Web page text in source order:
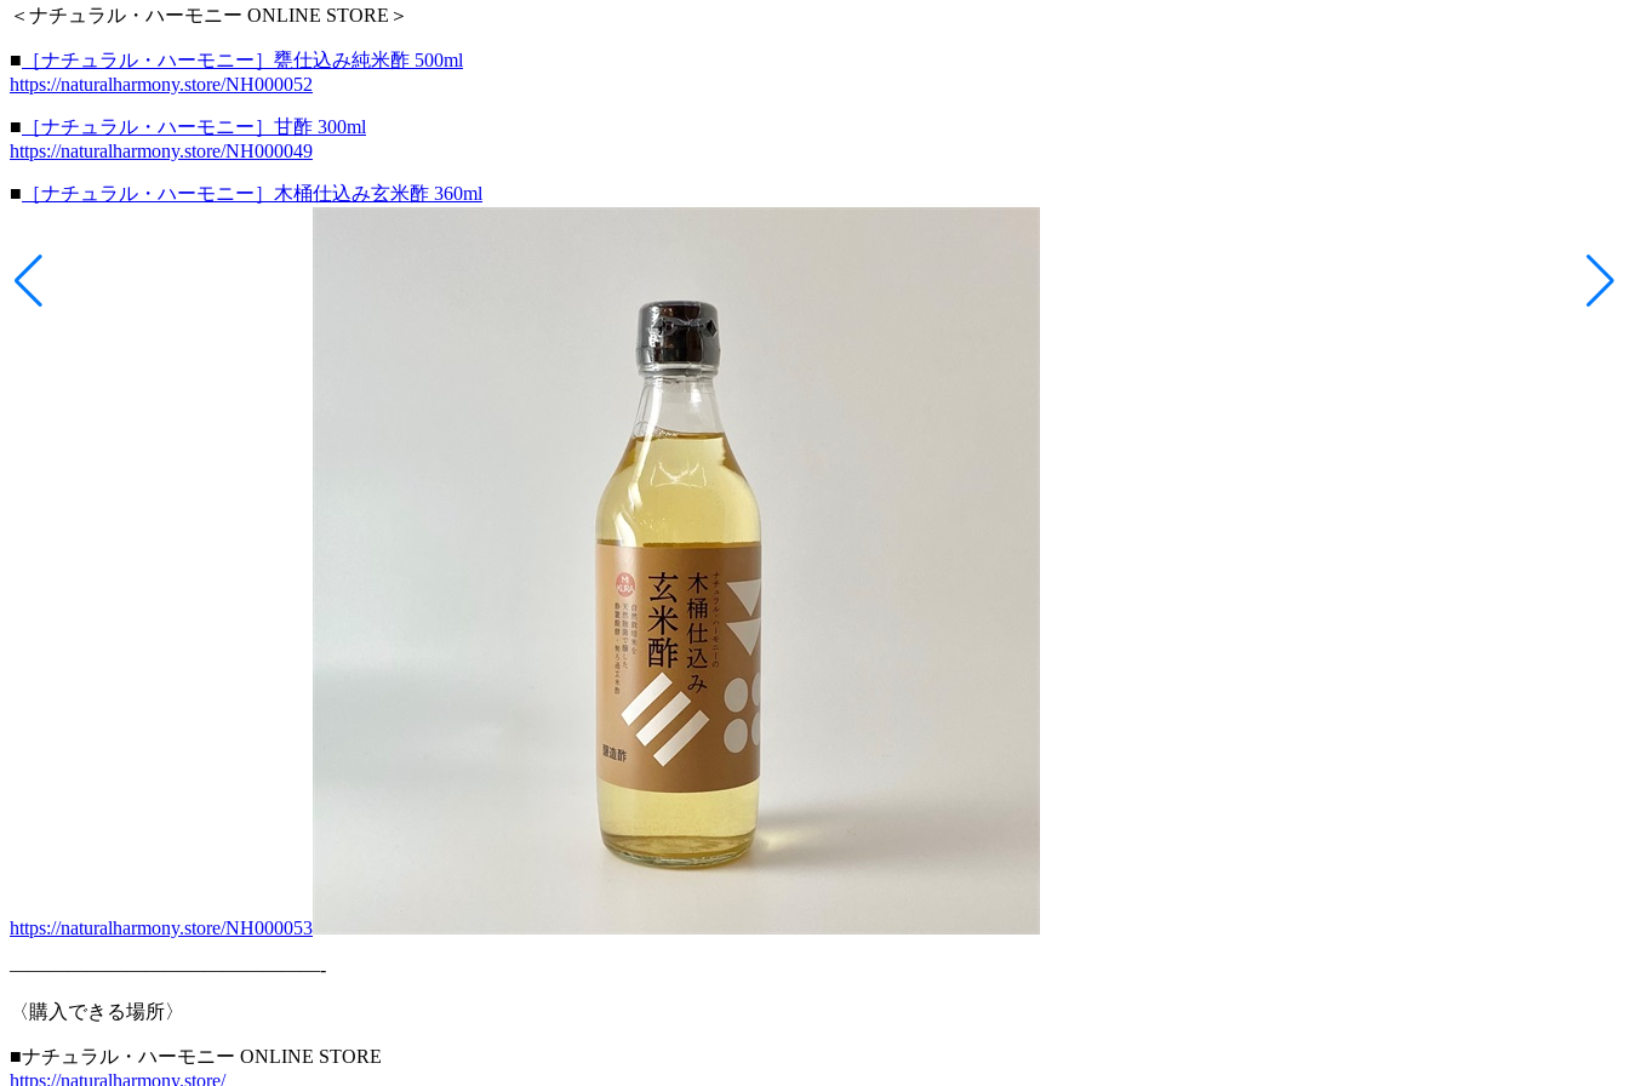
＜ナチュラル・ハーモニー ONLINE STORE＞
■ ［ナチュラル・ハーモニー］甕仕込み純米酢 500ml
https://naturalharmony.store/NH000052
■ ［ナチュラル・ハーモニー］甘酢 300ml
https://naturalharmony.store/NH000049
■ ［ナチュラル・ハーモニー］木桶仕込み玄米酢 360ml
https://naturalharmony.store/NH000053
————————————————-
〈購入できる場所〉
■ナチュラル・ハーモニー ONLINE STORE
https://naturalharmony.store/